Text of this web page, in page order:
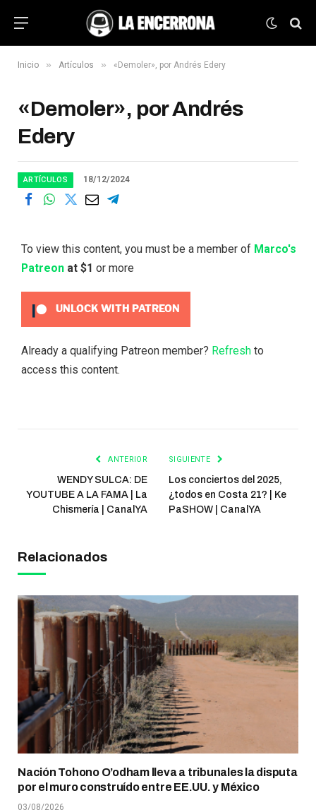
Inicio » Artículos » «Demoler», por Andrés Edery
«Demoler», por Andrés
Edery
ARTÍCULOS 18/12/2024
To view this content, you must be a member of Marco's
Patreon at $1 or more
UNLOCK WITH PATREON
Already a qualifying Patreon member? Refresh to
access this content.
ANTERIOR
WENDY SULCA: DE
YOUTUBE A LA FAMA | La
Chismería | CanalYA
SIGUIENTE
Los conciertos del 2025,
¿todos en Costa 21? | Ke
PaSHOW | CanalYA
Relacionados
Nación Tohono O’odham lleva a tribunales la disputa
por el muro construído entre EE.UU. y México
03/08/2026